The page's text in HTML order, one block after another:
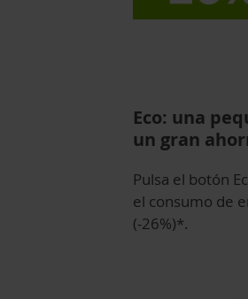
Eco: una
un gran
Pulsa el botón
el consumo de
(-26%)*.